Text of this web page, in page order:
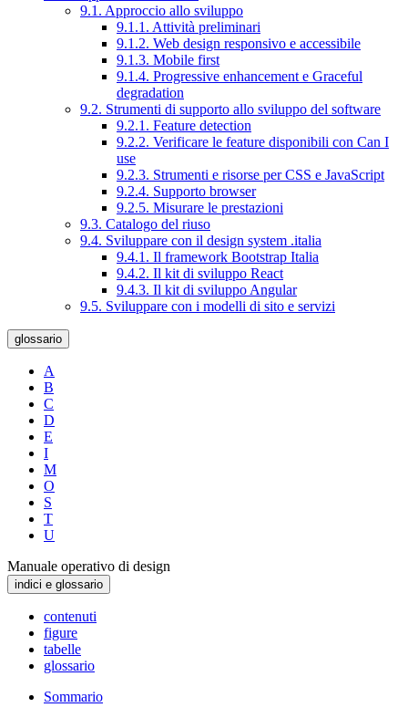
9.1. Approccio allo sviluppo
9.1.1. Attività preliminari
9.1.2. Web design responsivo e accessibile
9.1.3. Mobile first
9.1.4. Progressive enhancement e Graceful
degradation
9.2. Strumenti di supporto allo sviluppo del software
9.2.1. Feature detection
9.2.2. Verificare le feature disponibili con Can I
use
9.2.3. Strumenti e risorse per CSS e JavaScript
9.2.4. Supporto browser
9.2.5. Misurare le prestazioni
9.3. Catalogo del riuso
9.4. Sviluppare con il design system .italia
9.4.1. Il framework Bootstrap Italia
9.4.2. Il kit di sviluppo React
9.4.3. Il kit di sviluppo Angular
9.5. Sviluppare con i modelli di sito e servizi
glossario
A
B
C
D
E
I
M
O
S
T
U
Manuale operativo di design
indici e glossario
contenuti
figure
tabelle
glossario
Sommario